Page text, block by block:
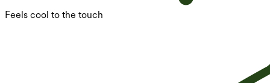
Feels cool to the touch